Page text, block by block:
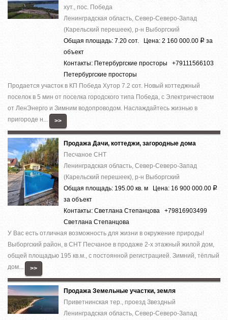
хут., пос. Победа
Ленинградская область, Север-Северо-Запад
(Карельский перешеек), р-н Выборгский
Общая площадь: 7.20 сот. Цена: 2 160 000.00 Р за
объект
Контакты: Петербургские просторы +79111566103
Петербургские просторы
Продается участок в КП Победа Хутор 7.2 сот. Новый коттеджный
поселок в 5 мин от поселка городского типа Победа, с Электричеством
от ЛенЭнерго и Зимним водопроводом. Наслаждайтесь жизнью в
пригороде н...
>>
Продажа Дачи, коттеджи, загородные дома
Песчаное СНТ
Ленинградская область, Север-Северо-Запад
(Карельский перешеек), р-н Выборгский
Общая площадь: 195.00 кв. м Цена: 16 900 000.00 Р
за объект
Контакты: Светлана Степанцова +79816903499
Светлана Степанцова
У Вас есть отличная возможность для жизни в окружение природы!
Выборгский район, в СНТ Песчаное в продаже 2-х этажный жилой дом,
общей площадью 195 кв.м., с постоянной регистрацией. Зимний, тёплый
дом...
>>
Продажа Земельные участки, земля
Приветнинская тер., проезд Звездный
Ленинградская область, Север-Северо-Запад